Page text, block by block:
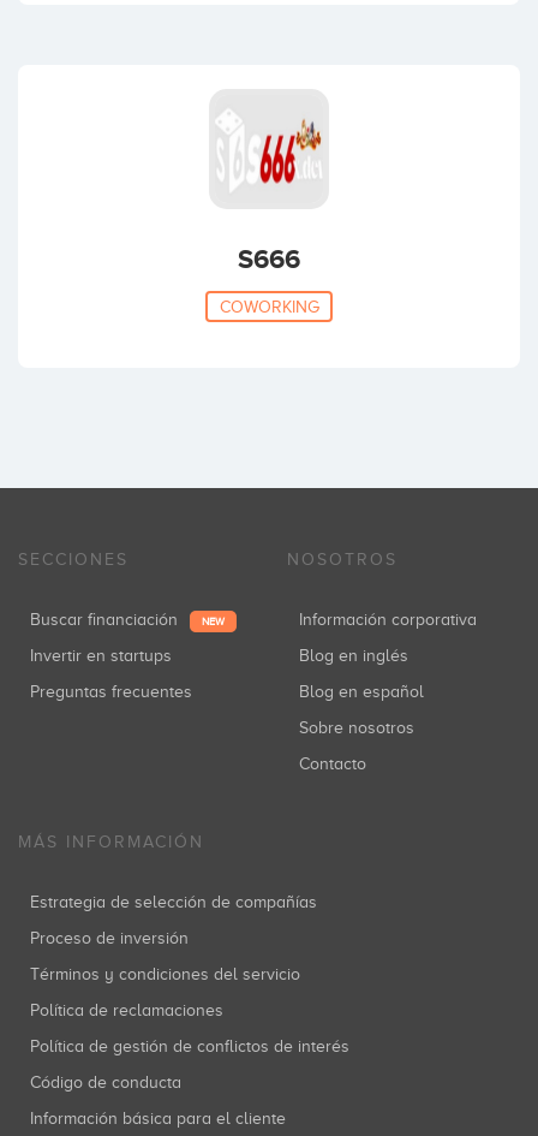
S666
COWORKING
SECCIONES
Buscar financiación NEW
Invertir en startups
Preguntas frecuentes
NOSOTROS
Información corporativa
Blog en inglés
Blog en español
Sobre nosotros
Contacto
MÁS INFORMACIÓN
Estrategia de selección de compañías
Proceso de inversión
Términos y condiciones del servicio
Política de reclamaciones
Política de gestión de conflictos de interés
Código de conducta
Información básica para el cliente